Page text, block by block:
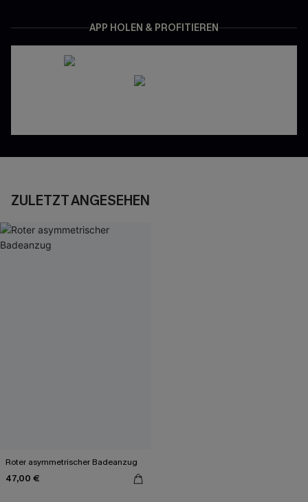
APP HOLEN & PROFITIEREN
ZULETZT ANGESEHEN
Roter asymmetrischer Badeanzug
47,00 €